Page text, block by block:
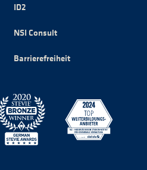
ID2
NSI Consult
Barrierefreiheit